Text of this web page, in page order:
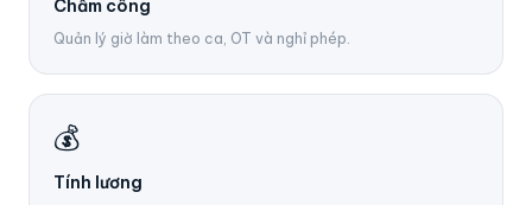
Chấm công
Quản lý giờ làm theo ca, OT và nghỉ phép.
💰
Tính lương